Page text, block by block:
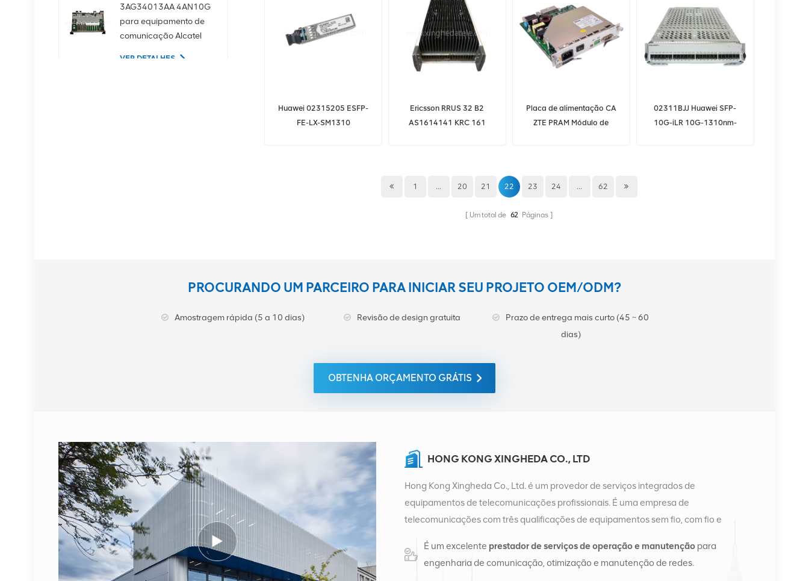
Huawei 02315205 ESFP-
FE-LX-SM1310
Ericsson RRUS 32 B2
AS1614141 KRC 161
Placa de alimentação CA
ZTE PRAM Módulo de
02311BJJ Huawei SFP-
10G-iLR 10G-1310nm-
1 ... 20 21 22 23 24 ... 62
Um total de 62 Páginas
3AG34013AA 4AN10G
para equipamento de
comunicação Alcatel
VER DETALHES
AHEGC 474914A
1662SMC 3AL98324AA
SYNTH4V2 para
equipamentos de
comunicação Alcatel
Lucent
VER DETALHES
ERICSSON 2212 B31
KRC 161 893/1
Unidade de rádio
PROCURANDO UM PARCEIRO PARA INICIAR SEU PROJETO OEM/ODM?
Amostragem rápida (5 a 10 dias) Revisão de design gratuita
Prazo de entrega mais curto (45 ~ 60
dias)
OBTENHA ORÇAMENTO GRÁTIS
HONG KONG XINGHEDA CO., LTD
Hong Kong Xingheda Co., Ltd. é um provedor de serviços integrados de
equipamentos de telecomunicações profissionais. É uma empresa de
telecomunicações com três qualificações de equipamentos sem fio, com fio e
distribuição de fábrica em Changsha e Hong Kong. Em 2016, montamos uma sede
de vendas internacionais em Changsha, China. Com sede na China, realizamos
É um excelente prestador de serviços de operação e manutençãopara
engenharia de comunicação, otimização e manutenção de redes.